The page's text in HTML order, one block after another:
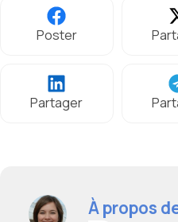
Poster
Partager
À propos